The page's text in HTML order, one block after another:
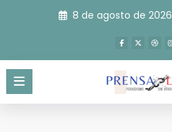
8 de agosto de 2026